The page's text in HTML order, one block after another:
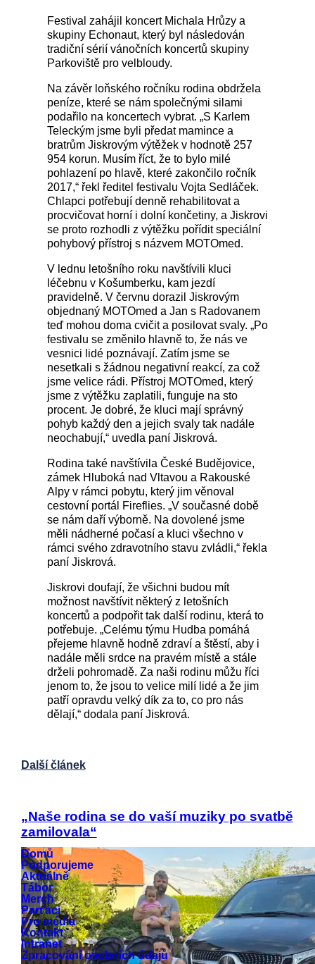
Festival zahájil koncert Michala Hrůzy a
skupiny Echonaut, který byl následován
tradiční sérií vánočních koncertů skupiny
Parkoviště pro velbloudy.
Na závěr loňského ročníku rodina obdržela
peníze, které se nám společnými silami
podařilo na koncertech vybrat. „S Karlem
Teleckým jsme byli předat mamince a
bratrům Jiskrovým výtěžek v hodnotě 257
954 korun. Musím říct, že to bylo milé
pohlazení po hlavě, které zakončilo ročník
2017,“ řekl ředitel festivalu Vojta Sedláček.
Chlapci potřebují denně rehabilitovat a
procvičovat horní i dolní končetiny, a Jiskrovi
se proto rozhodli z výtěžku pořídit speciální
pohybový přístroj s názvem MOTOmed.
V lednu letošního roku navštívili kluci
léčebnu v Košumberku, kam jezdí
pravidelně. V červnu dorazil Jiskrovým
objednaný MOTOmed a Jan s Radovanem
teď mohou doma cvičit a posilovat svaly. „Po
festivalu se změnilo hlavně to, že nás ve
vesnici lidé poznávají. Zatím jsme se
nesetkali s žádnou negativní reakcí, za což
jsme velice rádi. Přístroj MOTOmed, který
jsme z výtěžku zaplatili, funguje na sto
procent. Je dobré, že kluci mají správný
pohyb každý den a jejich svaly tak nadále
neochabují,“ uvedla paní Jiskrová.
Rodina také navštívila České Budějovice,
zámek Hluboká nad Vltavou a Rakouské
Alpy v rámci pobytu, který jim věnoval
cestovní portál Fireflies. „V současné době
se nám daří výborně. Na dovolené jsme
měli nádherné počasí a kluci všechno v
rámci svého zdravotního stavu zvládli,“ řekla
paní Jiskrová.
Jiskrovi doufají, že všichni budou mít
možnost navštívit některý z letošních
koncertů a podpořit tak další rodinu, která to
potřebuje. „Celému týmu Hudba pomáhá
přejeme hlavně hodně zdraví a štěstí, aby i
nadále měli srdce na pravém místě a stále
drželi pohromadě. Za naši rodinu můžu říci
jenom to, že jsou to velice milí lidé a že jim
patří opravdu velký dík za to, co pro nás
dělají,“ dodala paní Jiskrová.
Další článek
„Naše rodina se do vaší muziky po svatbě
zamilovala“
Domů
Podporujeme
Aktuálně
Tábor
Merch
Parťáci
Pro média
Kontakt
Intranet
Zpracování osobních údajů